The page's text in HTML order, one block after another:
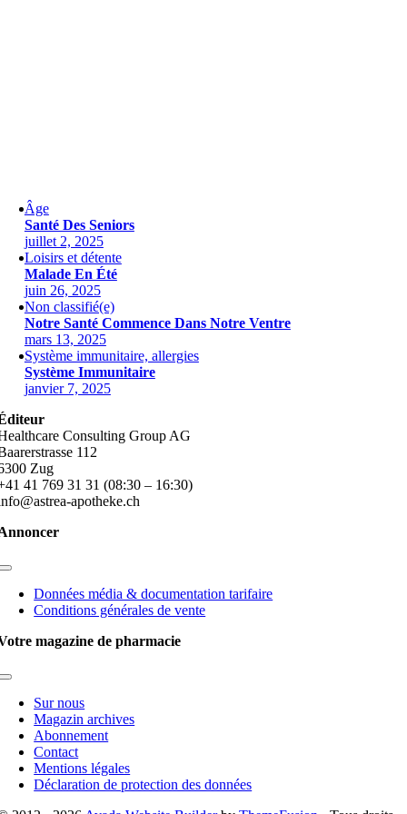
Âge
Santé Des Seniors
juillet 2, 2025
Loisirs et détente
Malade En Été
juin 26, 2025
Non classifié(e)
Notre Santé Commence Dans Notre Ventre
mars 13, 2025
Système immunitaire, allergies
Système Immunitaire
janvier 7, 2025
Consulting Group AG
112
Zug
41 769 31 31 (08:30 – 16:30)
apotheke.ch
Toggle
NavigationDonnées média & documentation tarifaire
Conditions générales de vente
magazine de pharmacie
Toggle
NavigationSur nous
Magazin archives
Abonnement
Contact
Mentions légales
Déclaration de protection des données